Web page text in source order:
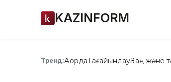
KAZINFORM
Тренд:АқордаТағайындауЗаң және